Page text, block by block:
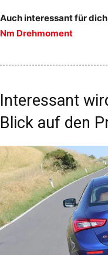
Auch interessant für
Nm Drehmoment
Interessant
Blick auf den